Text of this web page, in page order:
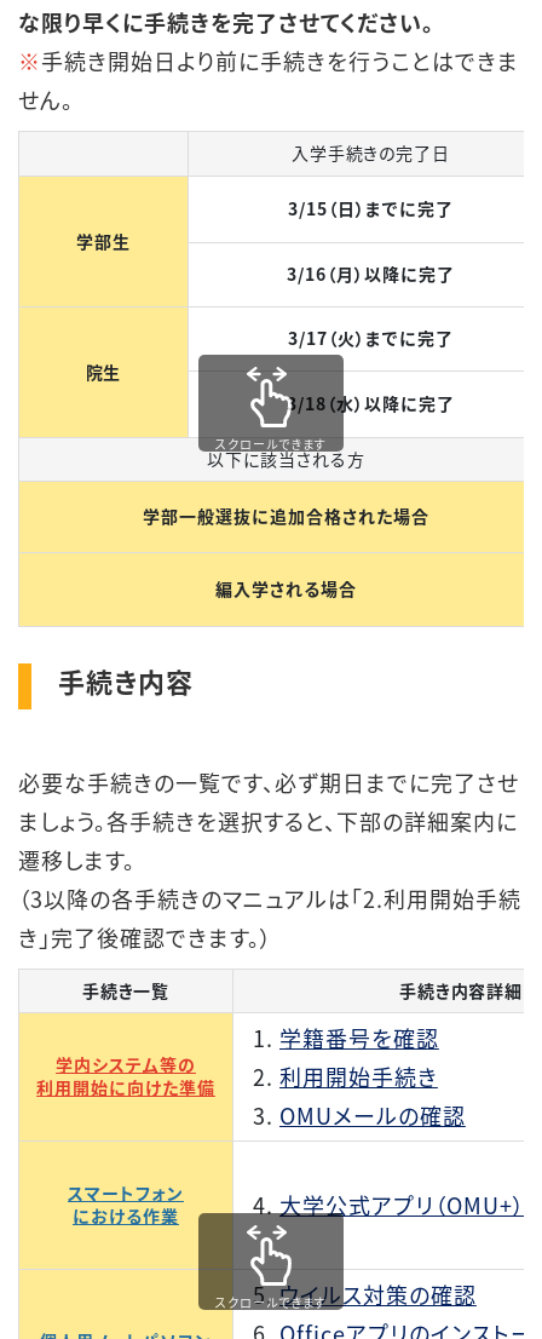
な限り早くに手続きを完了させてください。
※手続き開始日より前に手続きを行うことはできま
せん。
入学手続きの完了日
学部生
3/15（日）までに完了
3/16（月）以降に完了
院生
3/17（火）までに完了
3/18（水）以降に完了
以下に該当される方
学部一般選抜に追加合格された場合
編入学される場合
スクロールできます
手続き内容
必要な手続きの一覧です、必ず期日までに完了させ
ましょう。各手続きを選択すると、下部の詳細案内に
遷移します。
（3以降の各手続きのマニュアルは「2.利用開始手続
き」完了後確認できます。）
手続き一覧 手続き内容詳細
学内システム等の
利用開始に向けた準備
学籍番号を確認
利用開始手続き
OMUメールの確認
スマートフォン
における作業
大学公式アプリ（OMU+）
ウイルス対策の確認
Officeアプリのインストー
スクロールできます